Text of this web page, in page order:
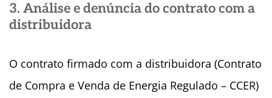
3. Análise e denúncia do contrato com a
distribuidora
O contrato firmado com a distribuidora (Contrato
de Compra e Venda de Energia Regulado – CCER)